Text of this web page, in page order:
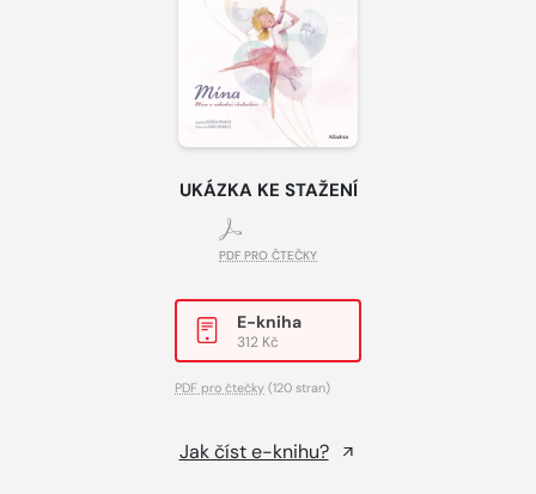
UKÁZKA KE STAŽENÍ
PDF PRO ČTEČKY
E-kniha
312 Kč
PDF pro čtečky (120 stran)
Jak číst e-knihu?